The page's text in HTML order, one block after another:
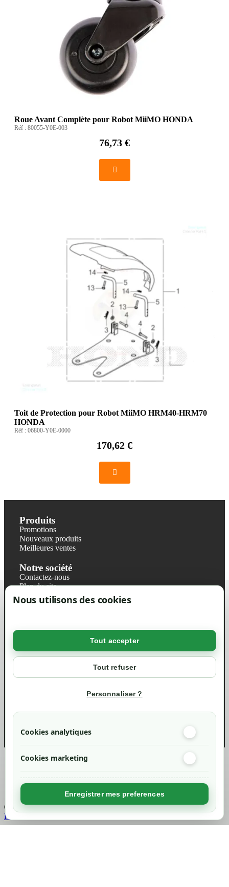
Nous utilisons des cookies
Tout accepter
Tout refuser
Personnaliser ?
Cookies analytiques
Cookies marketing
Enregistrer mes preferences
Roue Avant Complète pour Robot MiiMO HONDA
Réf : 80055-Y0E-003
76,73 €
Toit de Protection pour Robot MiiMO HRM40-HRM70
HONDA
Réf : 06800-Y0E-0000
170,62 €
Produits
Promotions
Nouveaux produits
Meilleures ventes
Notre société
Contactez-nous
Plan du site
Magasin
Mentions légales
Politique de confidentialité RGPD
Votre compte
info@green-tech-shop.com
Created byNageoconcept
Chargement...
Retour en haut